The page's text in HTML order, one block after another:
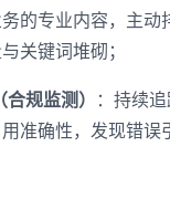
的专业内容，主动
关键词堆砌；
规监测）
：持续
准确性，发现错误